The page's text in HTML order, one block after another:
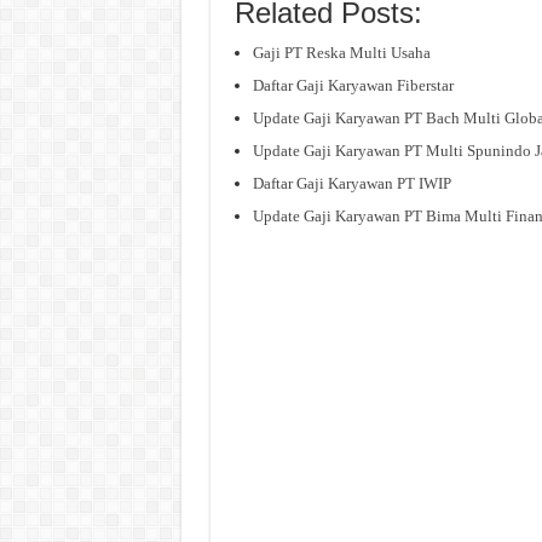
Related Posts:
Gaji PT Reska Multi Usaha
Daftar Gaji Karyawan Fiberstar
Update Gaji Karyawan PT Bach Multi
Update Gaji Karyawan PT Multi Spunindo
Daftar Gaji Karyawan PT IWIP
Update Gaji Karyawan PT Bima Multi